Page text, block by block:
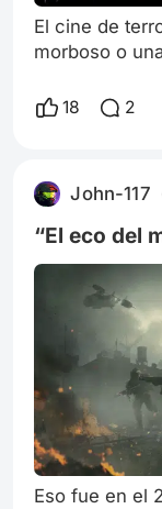
El cine de
morboso o
las
catártica:
buscan
18 2
John-117
“El eco del
Eso fue en el